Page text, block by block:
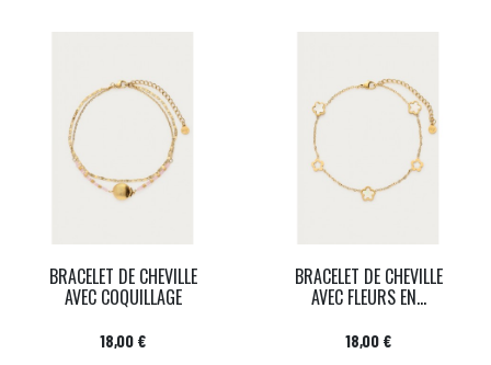
BRACELET DE CHEVILLE
AVEC COQUILLAGE
Prix
18,00 €
BRACELET DE CHEVILLE
AVEC FLEURS EN...
Prix
18,00 €